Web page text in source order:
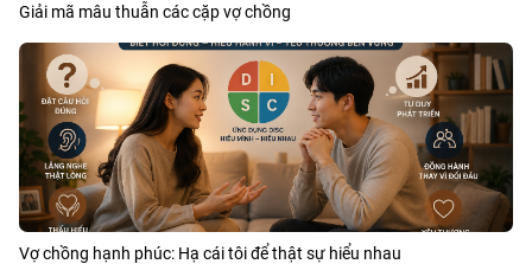
Giải mã mâu thuẫn các cặp vợ chồng
Vợ chồng hạnh phúc: Hạ cái tôi để thật sự hiểu nhau